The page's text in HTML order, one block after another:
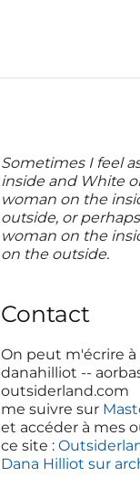
Sometimes I feel
inside and White
woman on the
outside, or
woman on the
on the outside.
Contact
On peut m'écrire à
danahilliot --
outsiderland.com
me suivre sur
et accéder à mes
ce site :
Dana Hilliot sur